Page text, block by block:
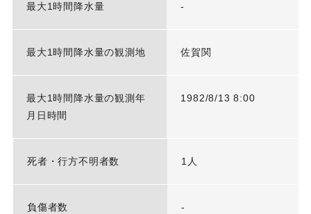
最大1時間降水量 -
最大1時間降水量の観測地 佐賀関
最大1時間降水量の観測年
月日時間
1982/8/13 8:00
死者・行方不明者数 1人
負傷者数 -